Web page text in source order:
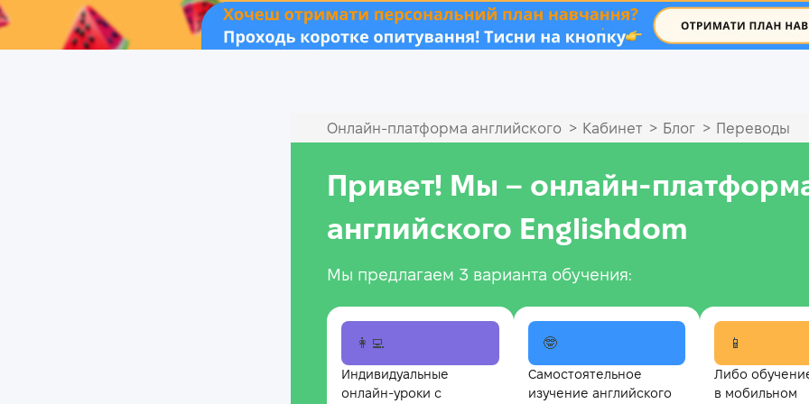
.
Онлайн‑платформа английского > Кабинет > Блог > Переводы
Привет! Мы –
английского Englishdom
Мы предлагаем 3 варианта обучения:
👩‍💻
Индивидуальные
онлайн-уроки с
🤓
Самостоятельное
изучение английского
📱
Либо
в мобильном